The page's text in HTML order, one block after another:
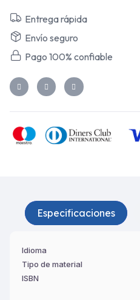
Entrega rápida
Envío seguro
Pago 100% confiable
Especificaciones
Idioma
Tipo de material
ISBN